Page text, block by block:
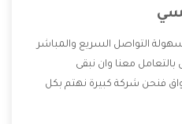
التواصل السريع والمباشر
معنا وان نبقى
فنحن شركة كبيرة نهتم بكل